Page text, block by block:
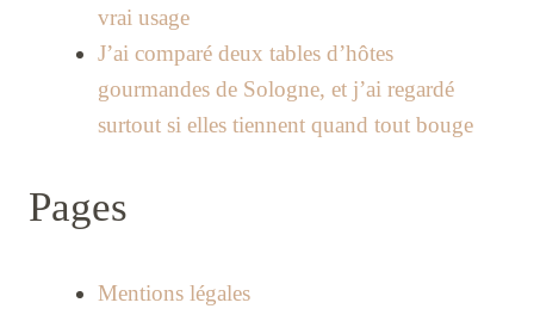
vrai usage
J’ai comparé deux tables d’hôtes
gourmandes de Sologne, et j’ai regardé
surtout si elles tiennent quand tout bouge
Pages
Mentions légales